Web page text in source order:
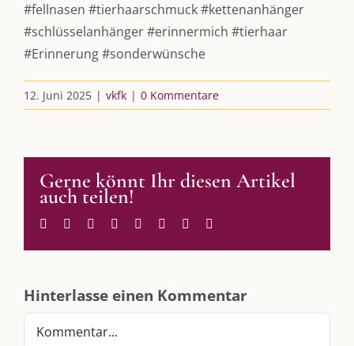
#fellnasen #tierhaarschmuck#kettenanhänger
#schlüsselanhänger#erinnermich #tierhaar
#Erinnerung#sonderwünsche
12. Juni 2025 | vkfk | 0 Kommentare
Gerne könnt Ihr diesen Artikel
auch teilen!
Facebook
TwitterReddit LinkedInWhatsApp
TumblrPinterest
Hinterlasse einen Kommentar
Kommentar
AKTUELLES
Immer die passende Geschenkidee – für jeden Anlass
Im Dialog mit – Jana Florence
Im Dialog mit – Nicole Putschky-Kaiser
Am einfachsten bin ich per Mail und über WhatsApp zu erreichen.
Whatsapp:0151-21182972